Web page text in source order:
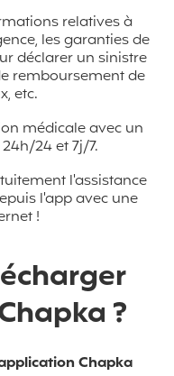
relatives à
les garanties de
déclarer un sinistre
remboursement de
etc.
médicale avec un
24 et 7j/7.
l'assistance
l'app avec une
!
?
Chapka